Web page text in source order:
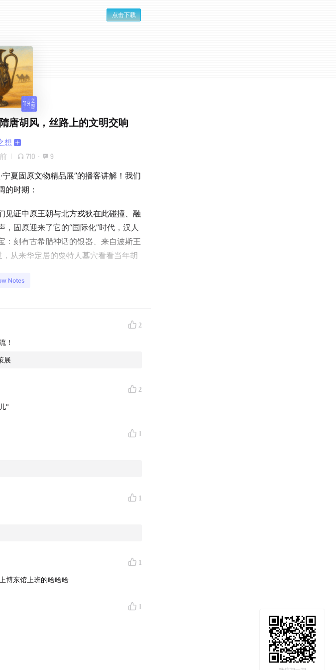
点击下载
唐胡风，丝路上的文明交响
想
710 · 9
夏固原文物精品展”的播客讲解！我们
的时期：
见证中原王朝与北方戎狄在此碰撞、融
固原迎来了它的“国际化”时代，汉人
：刻有古希腊神话的银器、来自波斯王
从来华定居的粟特人墓穴看看当年胡
河塬遗址、稼稷、丝绸之路、河西走
银壶
Notes
2
！
展
2
"
1
1
1
博东馆上班的哈哈哈
1